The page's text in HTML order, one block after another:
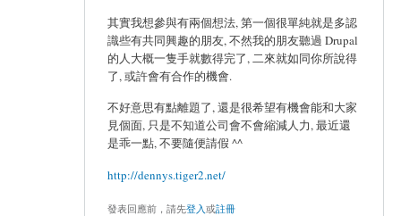
其實我想參與有兩個想法, 第一個很單純就是多認
識些有共同興趣的朋友, 不然我的朋友聽過 Drupal
的人大概一隻手就數得完了, 二來就如同你所說得
了, 或許會有合作的機會.
不好意思有點離題了, 還是很希望有機會能和大家
見個面, 只是不知道公司會不會縮減人力, 最近還
是乖一點, 不要隨便請假 ^^
http://dennys.tiger2.net/
發表回應前，請先登入或註冊